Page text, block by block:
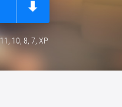
10, 8, 7, ХР